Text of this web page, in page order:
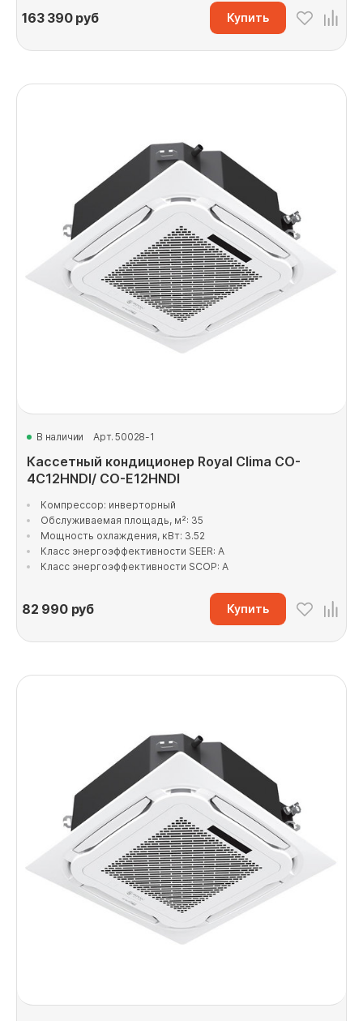
163 390руб Купить
В наличии Арт. 50028-1
Кассетный кондиционер Royal Clima CO-
4C12HNDI/ CO-E12HNDI
Компрессор: инверторный
Обслуживаемая площадь, м²: 35
Мощность охлаждения, кВт: 3.52
Класс энергоэффективности SEER: A
Класс энергоэффективности SCOP: A
82 990руб Купить